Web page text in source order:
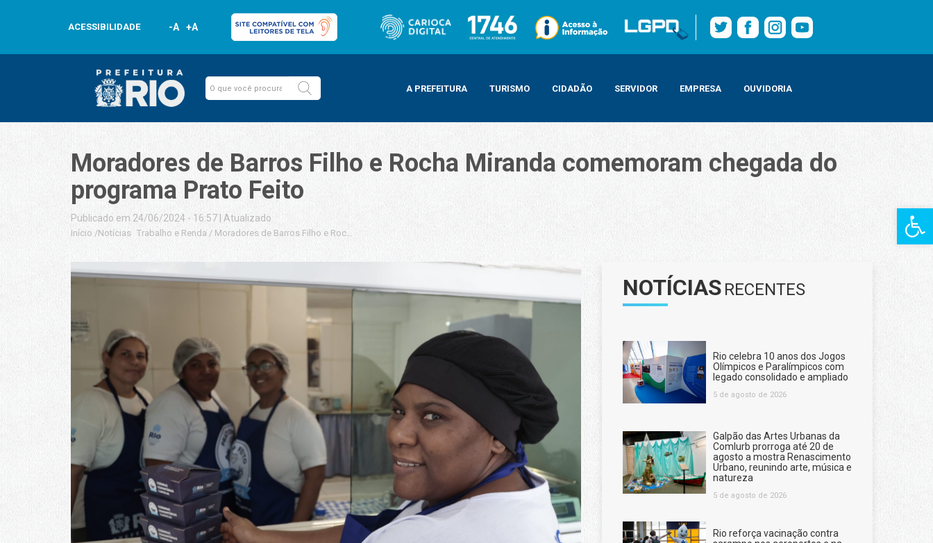
Barra de
ACESSIBILIDADE -A +A
A PREFEITURA TURISMO CIDADÃO SERVIDOR EMPRESA OUVIDORIA
Moradores de Barros Filho e Rocha Miranda comemoram chegada do
programa Prato Feito
Publicado em 24/06/2024 - 16:57 Atualizado
Início /Notícias Trabalho e Renda / Moradores de Barros Filho e Rocha Miranda comemoram chegada do programa Prato Feito
NOTÍCIAS RECENTES
Rio celebra 10 anos dos Jogos
Olímpicos e Paralímpicos com
legado consolidado e ampliado
5 de agosto de 2026
Galpão das Artes Urbanas da
Comlurb prorroga até 20 de
agosto a mostra Renascimento
Urbano, reunindo arte, música e
natureza
5 de agosto de 2026
Rio reforça vacinação contra